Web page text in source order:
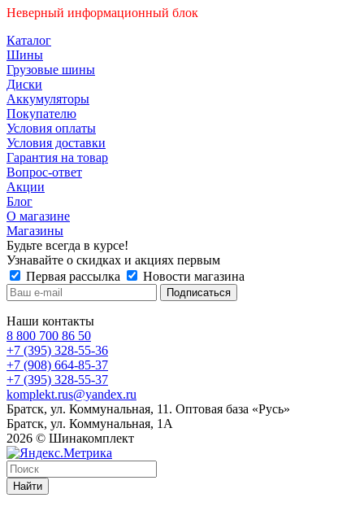
Неверный информационный блок
Каталог
Шины
Грузовые шины
Диски
Аккумуляторы
Покупателю
Условия оплаты
Условия доставки
Гарантия на товар
Вопрос-ответ
Акции
Блог
О магазине
Магазины
Будьте всегда в курсе!
Узнавайте о скидках и акциях первым
Первая рассылка
Новости магазина
Наши контакты
8 800 700 86 50
+7 (395) 328-55-36
+7 (908) 664-85-37
+7 (395) 328-55-37
komplekt.rus@yandex.ru
Братск, ул. Коммунальная, 11. Оптовая база «Русь»
Братск, ул. Коммунальная, 1А
2026 © Шинакомплект
Найти